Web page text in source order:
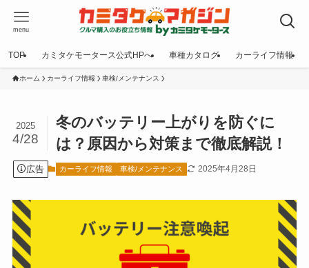
menu
TOP カミタケモータース公式HPへ 車種カタログ カーライフ情報
ホーム カーライフ情報 車検/メンテナンス
冬のバッテリー上がりを防ぐに
は？原因から対策まで徹底解説！
2025
4/28
広告 カーライフ情報 車検/メンテナンス 2025年4月28日